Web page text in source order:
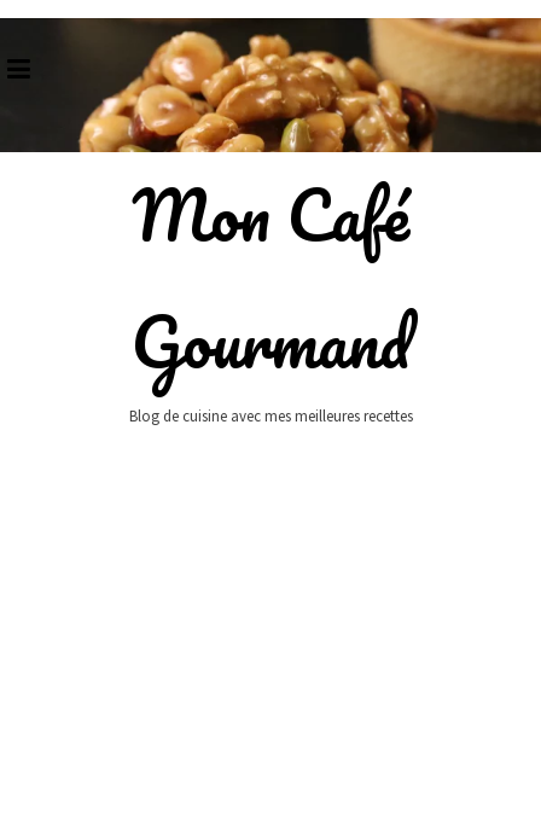
content
Mon Café
Gourmand
Blog de cuisine avec mes meilleures recettes